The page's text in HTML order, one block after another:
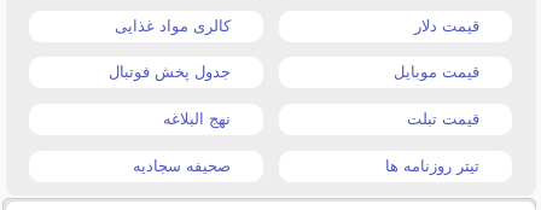
قیمت دلار کالری مواد غذایی
قیمت موبایل جدول پخش فوتبال
قیمت تبلت نهج البلاغه
تیتر روزنامه ها صحیفه سجادیه